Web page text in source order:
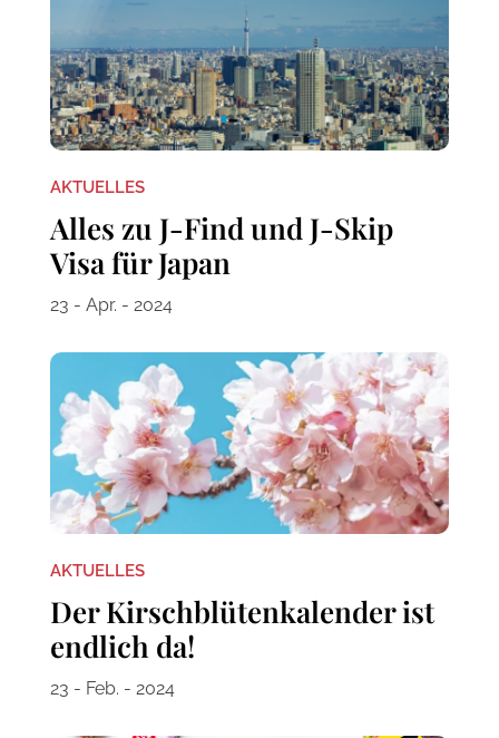
AKTUELLES
Alles zu J-Find und J-Skip
Visa für Japan
23 - Apr. - 2024
AKTUELLES
Der Kirschblütenkalender ist
endlich da!
23 - Feb. - 2024